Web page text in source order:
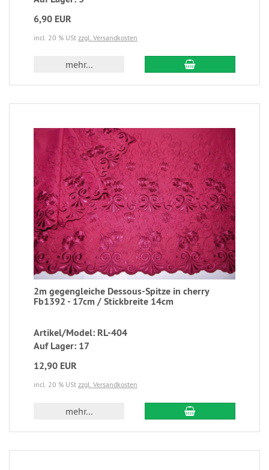
6,90 EUR
incl. 20 % USt zzgl. Versandkosten
mehr...
2m gegengleiche Dessous-Spitze in cherry
Fb1392 - 17cm / Stickbreite 14cm
Artikel/Model: RL-404
Auf Lager: 17
12,90 EUR
incl. 20 % USt zzgl. Versandkosten
mehr...